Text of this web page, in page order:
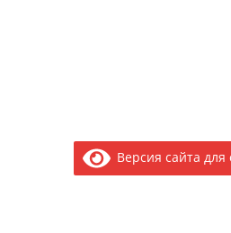
Версия сайта